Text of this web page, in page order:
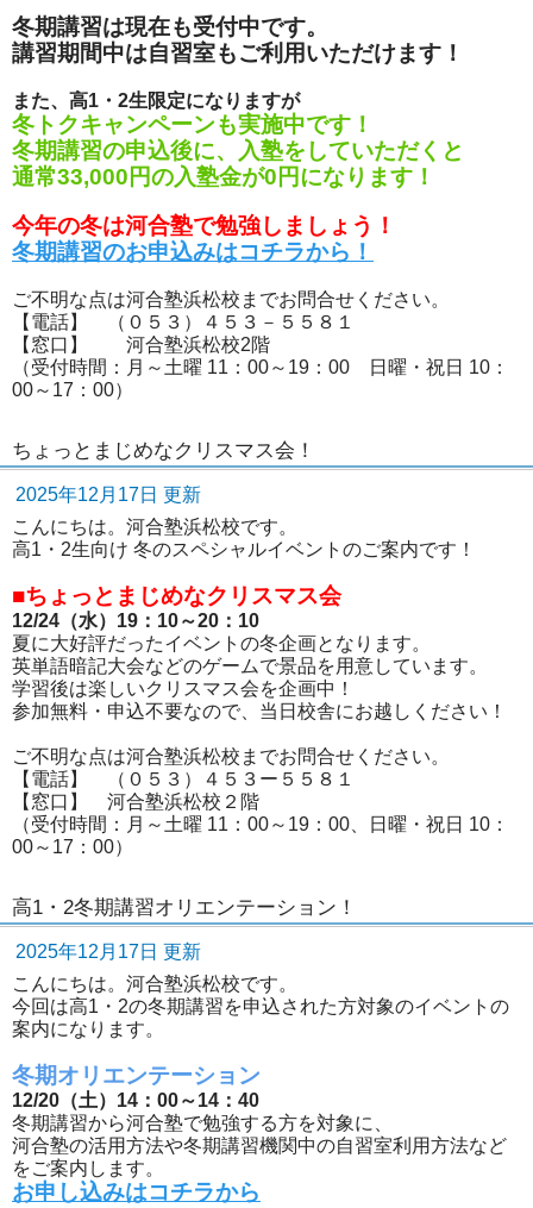
冬期講習は現在も受付中です。
講習期間中は自習室もご利用いただけます！
また、高1・2生限定になりますが
冬トクキャンペーンも実施中です！
冬期講習の申込後に、入塾をしていただくと
通常33,000円の入塾金が0円になります！
今年の冬は河合塾で勉強しましょう！
冬期講習のお申込みはコチラから！
ご不明な点は河合塾浜松校までお問合せください。
【電話】 （０５３）４５３－５５８１
【窓口】 河合塾浜松校2階
（受付時間：月～土曜 11：00～19：00 日曜・祝日 10：
00～17：00）
ちょっとまじめなクリスマス会！
2025年12月17日 更新
こんにちは。河合塾浜松校です。
高1・2生向け 冬のスペシャルイベントのご案内です！
■ちょっとまじめなクリスマス会
12/24（水）19：10～20：10
夏に大好評だったイベントの冬企画となります。
英単語暗記大会などのゲームで景品を用意しています。
学習後は楽しいクリスマス会を企画中！
参加無料・申込不要なので、当日校舎にお越しください！
ご不明な点は河合塾浜松校までお問合せください。
【電話】 （０５３）４５３ー５５８１
【窓口】 河合塾浜松校２階
（受付時間：月～土曜 11：00～19：00、日曜・祝日 10：
00～17：00）
高1・2冬期講習オリエンテーション！
2025年12月17日 更新
こんにちは。河合塾浜松校です。
今回は高1・2の冬期講習を申込された方対象のイベントの
案内になります。
冬期オリエンテーション
12/20（土）14：00～14：40
冬期講習から河合塾で勉強する方を対象に、
河合塾の活用方法や冬期講習機関中の自習室利用方法など
をご案内します。
お申し込みはコチラから